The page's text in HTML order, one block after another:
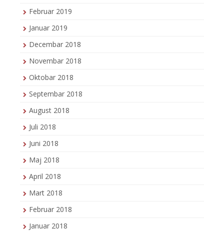
Februar 2019
Januar 2019
Decembar 2018
Novembar 2018
Oktobar 2018
Septembar 2018
August 2018
Juli 2018
Juni 2018
Maj 2018
April 2018
Mart 2018
Februar 2018
Januar 2018